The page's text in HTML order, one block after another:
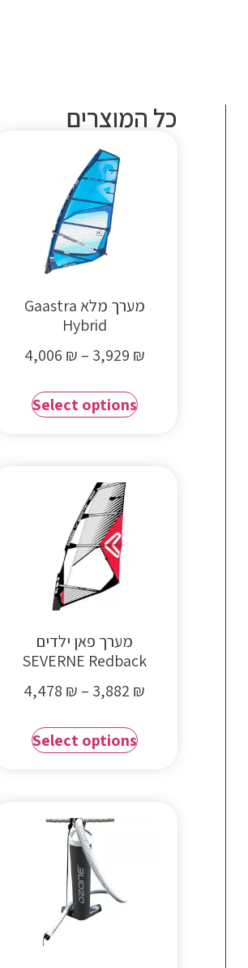
כל המוצרים
מערך מלא Gaastra
Hybrid
3,929 ₪
–
4,006 ₪
Select options
מערך פאן ילדים
SEVERNE Redback
3,882 ₪
–
4,478 ₪
Select options